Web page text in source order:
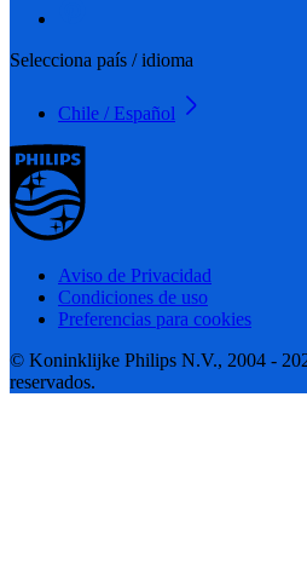
Selecciona país / idioma
Chile / Español
Aviso de Privacidad
Condiciones de uso
Preferencias para cookies
© Koninklijke Philips N.V., 2004 -
reservados.